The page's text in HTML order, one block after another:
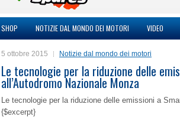
SHOP NOTIZIE DAL MONDO DEI MOTORI VIDEO
5 ottobre 2015 Notizie dal mondo dei motori
Le tecnologie per la riduzione delle
all’Autodromo Nazionale Monza
Le tecnologie per la riduzione delle emissioni a
{$excerpt}